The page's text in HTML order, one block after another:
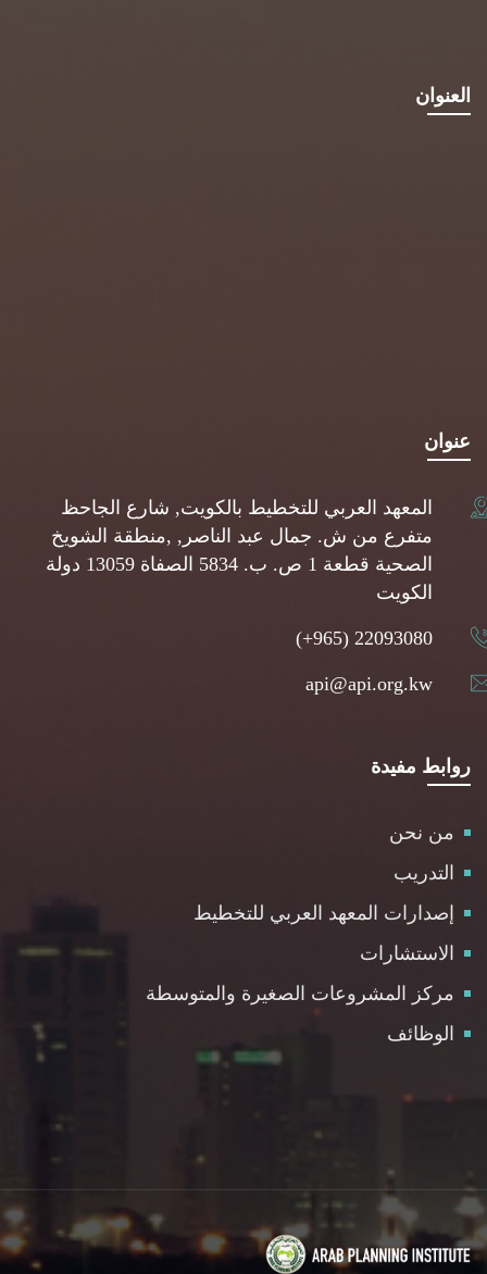
العنوان
عنوان
المعهد العربي للتخطيط بالكويت, شارع الجاحظ
متفرع من ش. جمال عبد الناصر, ,منطقة الشويخ
الصحية قطعة 1 ص. ب. 5834 الصفاة 13059 دولة
الكويت
(+965) 22093080
api@api.org.kw
روابط مفيدة
من نحن
التدريب
إصدارات المعهد العربي للتخطيط
الاستشارات
مركز المشروعات الصغيرة والمتوسطة
الوظائف